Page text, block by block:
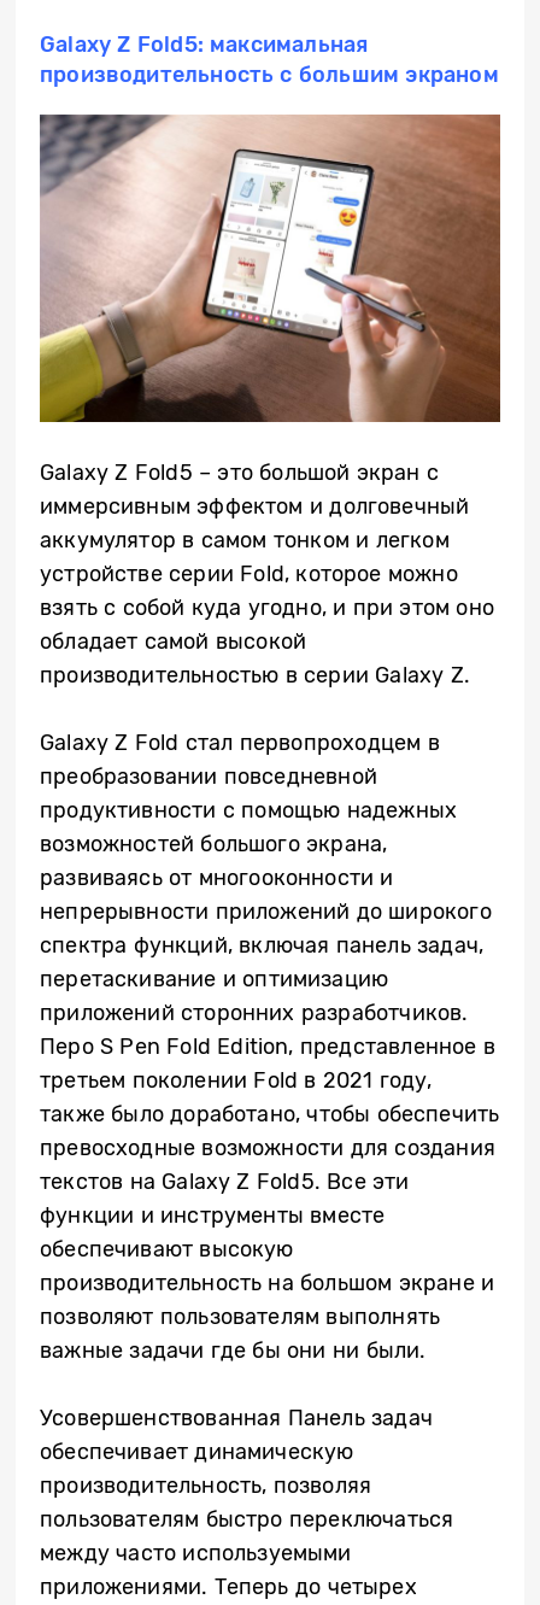
Galaxy Z Fold5: максимальная
производительность с большим экраном
Galaxy Z Fold5 – это большой экран с
иммерсивным эффектом и долговечный
аккумулятор в самом тонком и легком
устройстве серии Fold, которое можно
взять с собой куда угодно, и при этом оно
обладает самой высокой
производительностью в серии Galaxy Z.
Galaxy Z Fold стал первопроходцем в
преобразовании повседневной
продуктивности с помощью надежных
возможностей большого экрана,
развиваясь от многооконности и
непрерывности приложений до широкого
спектра функций, включая панель задач,
перетаскивание и оптимизацию
приложений сторонних разработчиков.
Перо S Pen Fold Edition, представленное в
третьем поколении Fold в 2021 году,
также было доработано, чтобы обеспечить
превосходные возможности для создания
текстов на Galaxy Z Fold5. Все эти
функции и инструменты вместе
обеспечивают высокую
производительность на большом экране и
позволяют пользователям выполнять
важные задачи где бы они ни были.
Усовершенствованная Панель задач
обеспечивает динамическую
производительность, позволяя
пользователям быстро переключаться
между часто используемыми
приложениями. Теперь до четырех